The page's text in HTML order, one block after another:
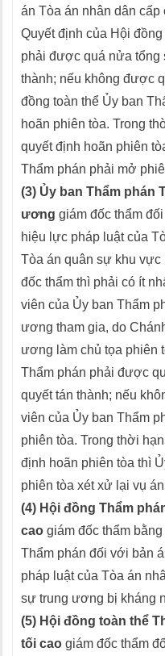
án Tòa án nhân dân cấp
Quyết định của Hội
phải được quá nửa tổng
thành; nếu không được
đồng toàn thể Ủy ban
hoãn phiên tòa. Trong
quyết định hoãn phiên
Thẩm phán phải mở
(3) Ủy ban Thẩm phán
ương giám đốc thẩm
hiệu lực pháp luật của
Tòa án quân sự khu
đốc thẩm thì phải có ít
viên của Ủy ban Thẩm
ương tham gia, do
ương làm chủ tọa phiên
Thẩm phán phải được
quyết tán thành; nếu
viên của Ủy ban Thẩm
phiên tòa. Trong thời
định hoãn phiên tòa thì
phiên tòa xét xử lại vụ
(4) Hội đồng Thẩm
cao giám đốc thẩm
Thẩm phán đối với bản
pháp luật của Tòa án
sự trung ương bị kháng
(5) Hội đồng toàn thể
tối cao giám đốc thẩm